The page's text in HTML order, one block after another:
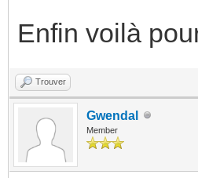
Enfin voilà
Trouver
Gwendal
Member